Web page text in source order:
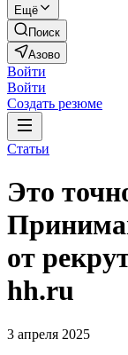
Ещё
Поиск
Азово
Войти
Войти
Создать резюме
Статьи
Это
от
hh.ru
3 апреля 2025